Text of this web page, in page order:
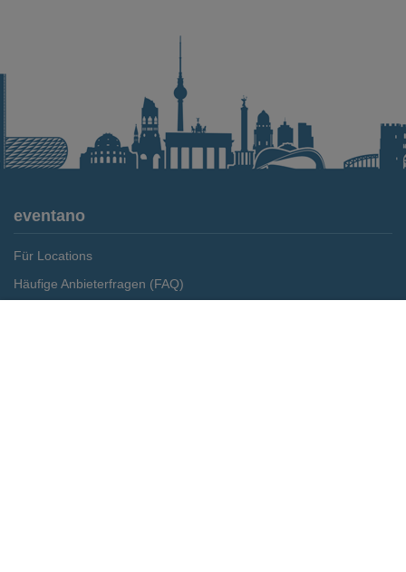
eventano
Für Locations
Häufige Anbieterfragen (FAQ)